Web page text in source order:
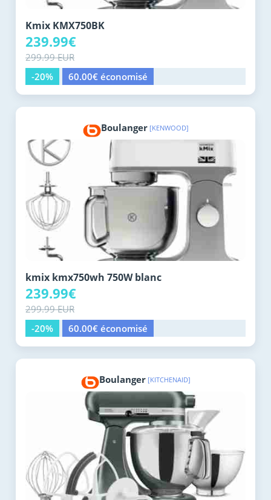
Kmix KMX750BK
239.99€
299.99 EUR
-20%
60.00€ économisé
Boulanger [KENWOOD]
kmix kmx750wh 750W blanc
239.99€
299.99 EUR
-20%
60.00€ économisé
Boulanger [KITCHENAID]